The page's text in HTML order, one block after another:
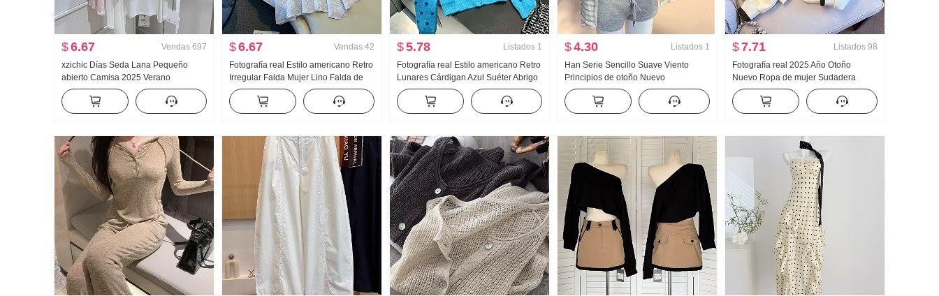
$6.67 Vendas 697
xzichic Días Seda Lana Pequeño
abierto Camisa 2025 Verano
HOLGAZÁN Viento Top Nuevo tejido
de punto Caída Hombro Fino Abrigo
para mujer
$6.67 Vendas 42
Fotografía real Estilo americano Retro
Irregular Falda Mujer Lino Falda de
longitud media Cuadros Falda de
línea A Irregular Cola de pez Péndulo
Falda
$5.78 Listados 1
Fotografía real Estilo americano Retro
Lunares Cárdigan Azul Suéter Abrigo
para mujer Otoño Nuevo HOLGAZÁN
Viento Suéter de punto Top ins
$4.30 Listados 1
Han Serie Sencillo Suave Viento
Principios de otoño Nuevo
Adelgazante Camisa de protección
solar Manga Larga Camisola Caliente
y picante Minifalda Conjunto de tres
$7.71 Listados 98
Fotografía real 2025 Año Otoño
Nuevo Ropa de mujer Sudadera
Reducción de edad Mitad Cremallera
Moda Cuello polo Casual Versátil
Adelgazante